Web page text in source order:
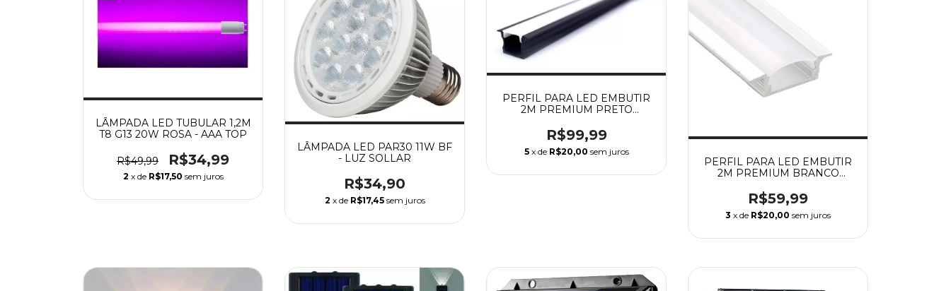
LÂMPADA LED TUBULAR 1,2M
T8 G13 20W ROSA - AAA TOP
R$49,99 R$34,99
2 x de R$17,50 sem juros
LÂMPADA LED PAR30 11W BF
- LUZ SOLLAR
R$34,90
2 x de R$17,45 sem juros
PERFIL PARA LED EMBUTIR
2M PREMIUM PRETO
R$99,99
5 x de R$20,00 sem juros
PERFIL PARA LED EMBUTIR
2M PREMIUM BRANCO
R$59,99
3 x de R$20,00 sem juros